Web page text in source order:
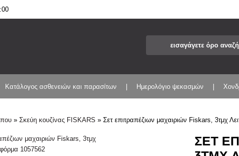
Κατάλογος ασθενειών και παρασίτων Ημερολόγιο ψεκασμών
»Σκεύη κουζίνας FISKARS »Σετ επιτραπέζιων μαχαιριών Fiskars, 3τμχ
ΣΕΤ